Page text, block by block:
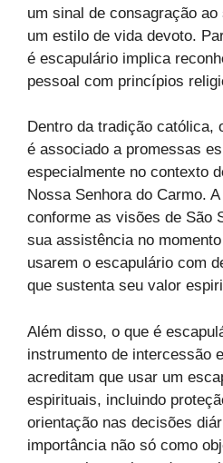
um sinal de consagração
um estilo de vida devoto.
é escapulário implica
pessoal com princípios
Dentro da tradição católica,
é associado a promessas
especialmente no contexto
Nossa Senhora do Carmo.
conforme as visões de São
sua assistência no
usarem o escapulário com
que sustenta seu valor
Além disso, o que é
instrumento de intercessão
acreditam que usar um
espirituais, incluindo
orientação nas decisões
importância não só como